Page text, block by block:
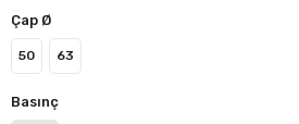
Kelebek Asit Vanaları
Çap Ø
50 63
Basınç